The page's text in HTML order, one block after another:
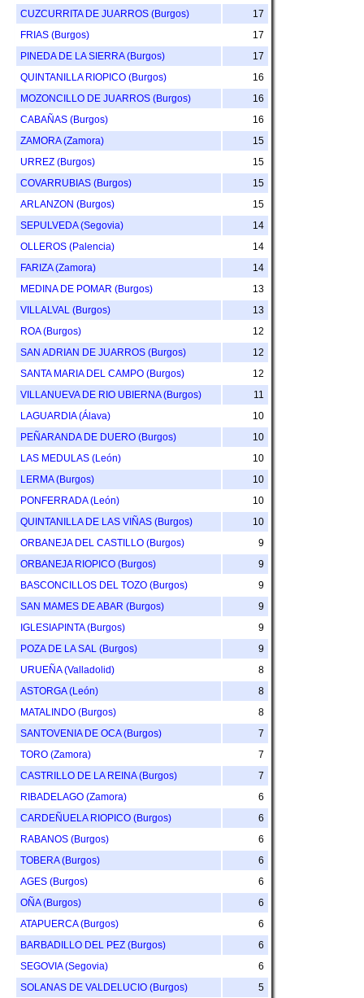
CUZCURRITA DE JUARROS (Burgos)
17
FRIAS (Burgos)
17
PINEDA DE LA SIERRA (Burgos)
17
QUINTANILLA RIOPICO (Burgos)
16
MOZONCILLO DE JUARROS (Burgos)
16
CABAÑAS (Burgos)
16
ZAMORA (Zamora)
15
URREZ (Burgos)
15
COVARRUBIAS (Burgos)
15
ARLANZON (Burgos)
15
SEPULVEDA (Segovia)
14
OLLEROS (Palencia)
14
FARIZA (Zamora)
14
MEDINA DE POMAR (Burgos)
13
VILLALVAL (Burgos)
13
ROA (Burgos)
12
SAN ADRIAN DE JUARROS (Burgos)
12
SANTA MARIA DEL CAMPO (Burgos)
12
VILLANUEVA DE RIO UBIERNA (Burgos)
11
LAGUARDIA (Álava)
10
PEÑARANDA DE DUERO (Burgos)
10
LAS MEDULAS (León)
10
LERMA (Burgos)
10
PONFERRADA (León)
10
QUINTANILLA DE LAS VIÑAS (Burgos)
10
ORBANEJA DEL CASTILLO (Burgos)
9
ORBANEJA RIOPICO (Burgos)
9
BASCONCILLOS DEL TOZO (Burgos)
9
SAN MAMES DE ABAR (Burgos)
9
IGLESIAPINTA (Burgos)
9
POZA DE LA SAL (Burgos)
9
URUEÑA (Valladolid)
8
ASTORGA (León)
8
MATALINDO (Burgos)
8
SANTOVENIA DE OCA (Burgos)
7
TORO (Zamora)
7
CASTRILLO DE LA REINA (Burgos)
7
RIBADELAGO (Zamora)
6
CARDEÑUELA RIOPICO (Burgos)
6
RABANOS (Burgos)
6
TOBERA (Burgos)
6
AGES (Burgos)
6
OÑA (Burgos)
6
ATAPUERCA (Burgos)
6
BARBADILLO DEL PEZ (Burgos)
6
SEGOVIA (Segovia)
6
SOLANAS DE VALDELUCIO (Burgos)
5